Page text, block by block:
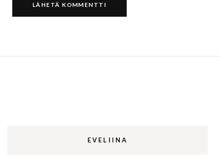
EVELIINA